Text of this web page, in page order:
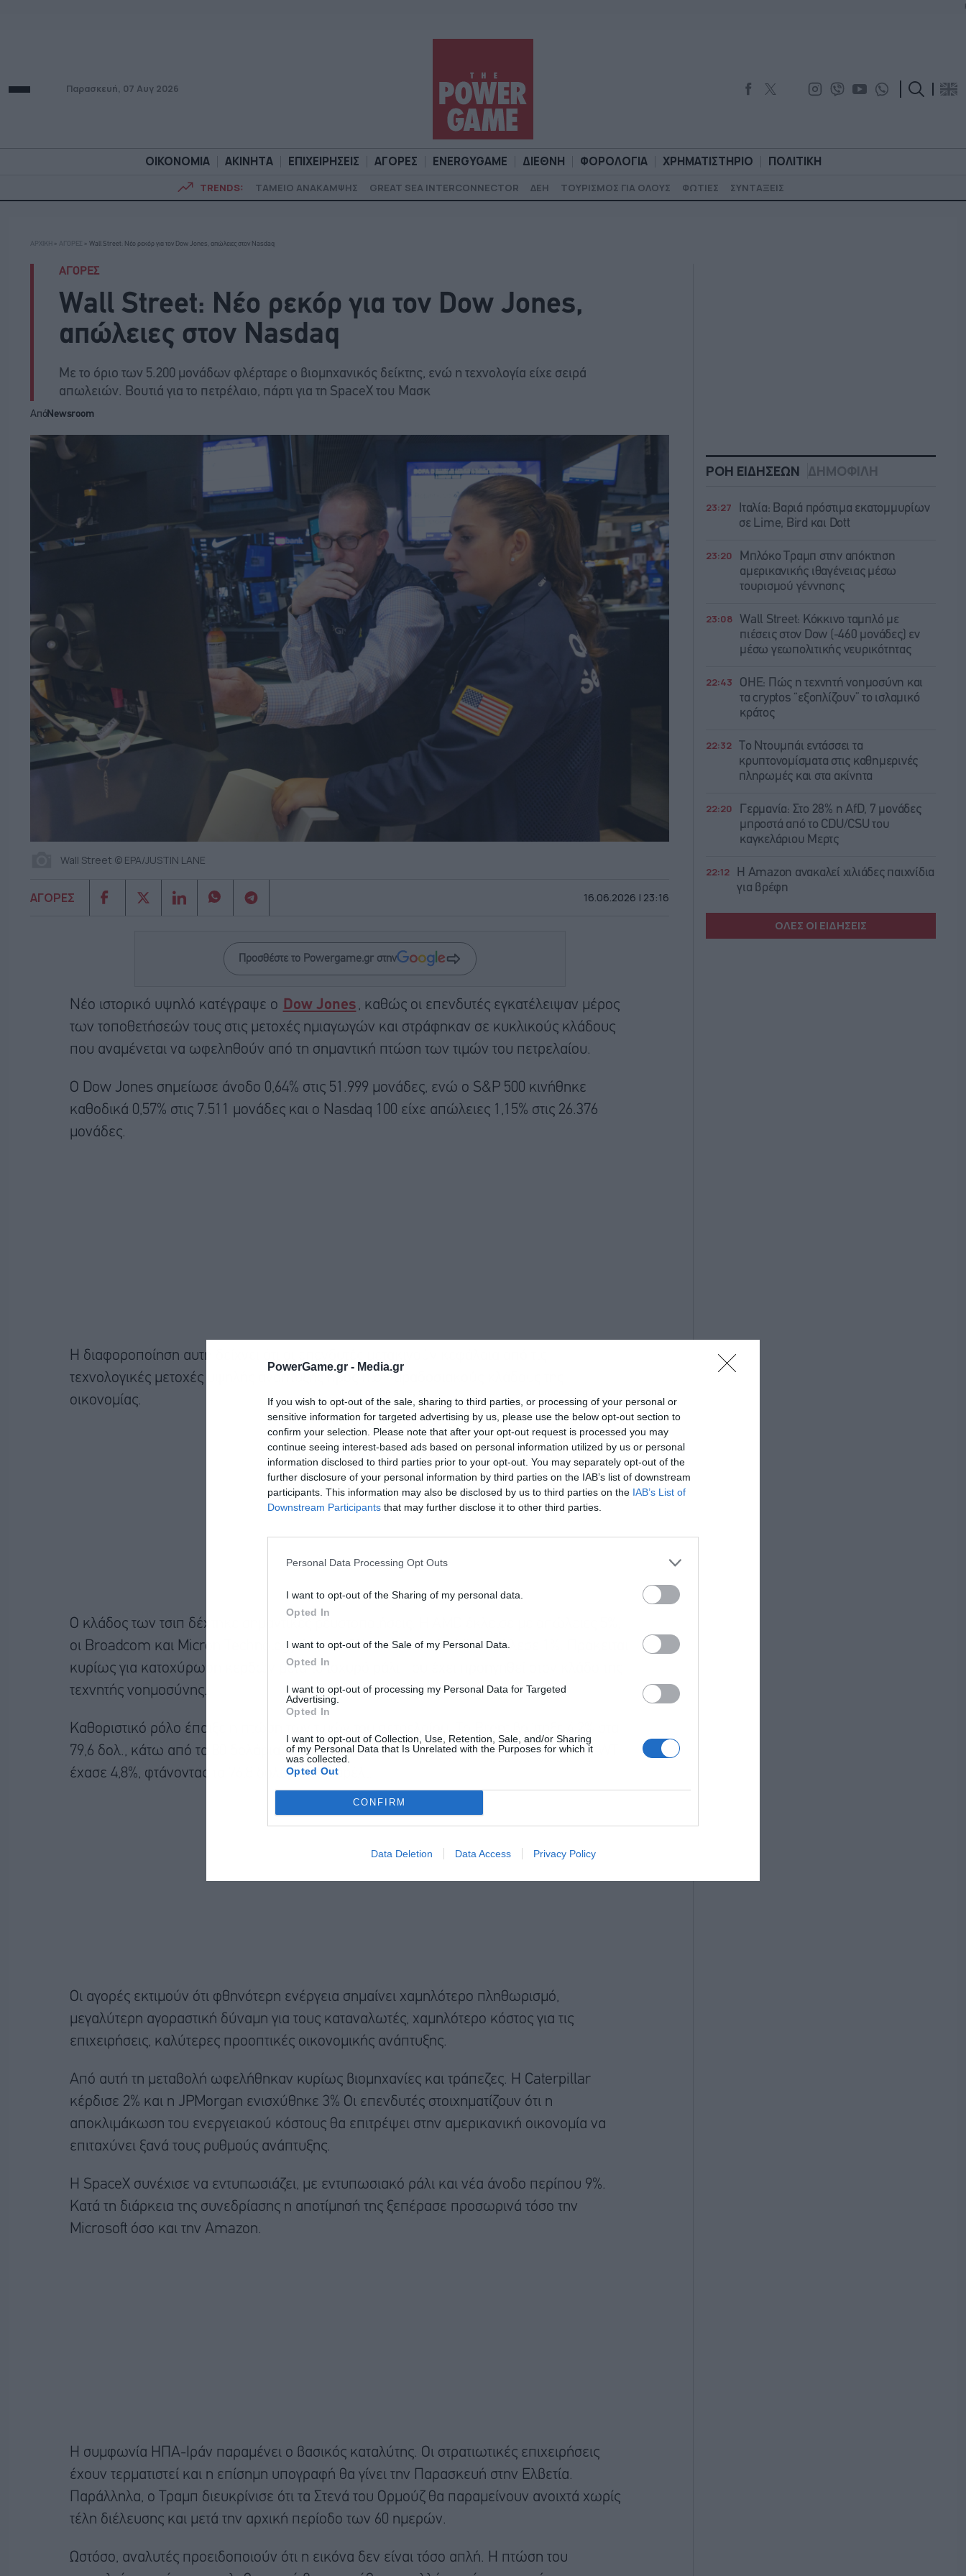
PowerGame.gr - Media.gr
If you wish to opt-out of the sale, sharing to third parties, or processing of your personal or
sensitive information for targeted advertising by us, please use the below opt-out section to
confirm your selection. Please note that after your opt-out request is processed you may
continue seeing interest-based ads based on personal information utilized by us or personal
information disclosed to third parties prior to your opt-out. You may separately opt-out of the
further disclosure of your personal information by third parties on the IAB’s list of downstream
participants. This information may also be disclosed by us to third parties on the IAB’s List of
Downstream Participants that may further disclose it to other third parties.
Personal Data Processing Opt Outs
I want to opt-out of the Sharing of my personal data.
Opted In
I want to opt-out of the Sale of my Personal Data.
Opted In
I want to opt-out of processing my Personal Data for Targeted
Advertising.
Opted In
I want to opt-out of Collection, Use, Retention, Sale, and/or Sharing
of my Personal Data that Is Unrelated with the Purposes for which it
was collected.
Opted Out
CONFIRM
Data Deletion Data Access Privacy Policy
Παρασκευή, 07 Αυγ 2026
ΟΙΚΟΝΟΜΙΑ ΑΚΙΝΗΤΑ ΕΠΙΧΕΙΡΗΣΕΙΣ ΑΓΟΡΕΣ ENERGYGAME ΔΙΕΘΝΗ ΦΟΡΟΛΟΓΙΑ ΧΡΗΜΑΤΙΣΤΗΡΙΟ ΠΟΛΙΤΙΚΗ
TRENDS: ΤΑΜΕΙΟ ΑΝΑΚΑΜΨΗΣ GREAT SEA INTERCONNECTOR ΔΕΗ ΤΟΥΡΙΣΜΟΣ ΓΙΑ ΟΛΟΥΣ ΦΩΤΙΕΣ ΣΥΝΤΑΞΕΙΣ
ΟΙΚΟΝΟΜΙΑ
ΑΡΧΙΚΗ » ΑΓΟΡΕΣ » Wall Street: Nέο ρεκόρ για τον Dow Jones, απώλειες στον Nasdaq
ΑΓΟΡΕΣ
Wall Street: Nέο ρεκόρ για τον Dow Jones,
απώλειες στον Nasdaq
Με το όριο των 5.200 μονάδων φλέρταρε ο βιομηχανικός δείκτης, ενώ η τεχνολογία είχε σειρά
απωλειών. Βουτιά για το πετρέλαιο, πάρτι για τη SpaceX του Μασκ
ΑπόNewsroom
Wall Street © EPA/JUSTIN LANE
ΑΓΟΡΕΣ 16.06.2026 | 23:16
Προσθέστε το Powergame.gr στην
Nέο ιστορικό υψηλό κατέγραψε o Dow Jones
, καθώς οι επενδυτές εγκατέλειψαν μέρος
των τοποθετήσεών τους στις μετοχές ημιαγωγών και στράφηκαν σε κυκλικούς κλάδους
που αναμένεται να ωφεληθούν από τη σημαντική πτώση των τιμών του πετρελαίου.
Ο Dow Jones σημείωσε άνοδο 0,64% στις 51.999 μονάδες, ενώ ο S&P 500 κινήθηκε
καθοδικά 0,57% στις 7.511 μονάδες και ο Nasdaq 100 είχε απώλειες 1,15% στις 26.376
μονάδες.
Η διαφοροποίηση αυτή δείχνει ότι οι επενδυτές μετακινούν κεφάλαια από τις
τεχνολογικές μετοχές υψηλής ανάπτυξης προς πιο παραδοσιακούς κλάδους της
οικονομίας.
Ο κλάδος των τσιπ δέχτηκε σημαντικές ρευστοποιήσεις. Η AMD έκλεισε με απώλειες 5%,
οι Broadcom και Micron Technology έχασαν 3%, ενώ και η Nvidia απώλεσε 1%. Πρόκειται
κυρίως για κατοχύρωση κερδών μετά το ισχυρό ράλι που έχει προηγηθεί στον κλάδο της
τεχνητής νοημοσύνης.
Καθοριστικό ρόλο έπαιξε η πτώση των τιμών του πετρελαίου. Το Brent βούτηξε 4,2% στα
79,6 δολ., κάτω από τα 80 δολάρια το βαρέλι για πρώτη φορά από τον Μάρτιο, ενώ το WTI
έχασε 4,8%, φτάνοντας τα 76,8 δολάρια το βαρέλι.
Οι αγορές εκτιμούν ότι φθηνότερη ενέργεια σημαίνει χαμηλότερο πληθωρισμό,
μεγαλύτερη αγοραστική δύναμη για τους καταναλωτές, χαμηλότερο κόστος για τις
επιχειρήσεις, καλύτερες προοπτικές οικονομικής ανάπτυξης.
Από αυτή τη μεταβολή ωφελήθηκαν κυρίως βιομηχανίες και τράπεζες. Η Caterpillar
κέρδισε 2% και η JPMorgan ενισχύθηκε 3% Οι επενδυτές στοιχηματίζουν ότι η
αποκλιμάκωση του ενεργειακού κόστους θα επιτρέψει στην αμερικανική οικονομία να
επιταχύνει ξανά τους ρυθμούς ανάπτυξης.
Η SpaceX συνέχισε να εντυπωσιάζει, με εντυπωσιακό ράλι και νέα άνοδο περίπου 9%.
Κατά τη διάρκεια της συνεδρίασης η αποτίμησή της ξεπέρασε προσωρινά τόσο την
Microsoft όσο και την Amazon.
Η συμφωνία ΗΠΑ-Ιράν παραμένει ο βασικός καταλύτης. Οι στρατιωτικές επιχειρήσεις
έχουν τερματιστεί και η επίσημη υπογραφή θα γίνει την Παρασκευή στην Ελβετία.
Παράλληλα, ο Τραμπ διευκρίνισε ότι τα Στενά του Ορμούζ θα παραμείνουν ανοιχτά χωρίς
τέλη διέλευσης και μετά την αρχική περίοδο των 60 ημερών.
Ωστόσο, αναλυτές προειδοποιούν ότι η εικόνα δεν είναι τόσο απλή. Η πτώση του
ΡΟΗ ΕΙΔΗΣΕΩΝ ΔΗΜΟΦΙΛΗ
23:27
Ιταλία: Βαριά πρόστιμα εκατομμυρίων
σε Lime, Bird και Dott
23:20
Μπλόκο Τραμπ στην απόκτηση
αμερικανικής ιθαγένειας μέσω
τουρισμού γέννησης
23:08
Wall Street: Κόκκινο ταμπλό με
πιέσεις στον Dow (-460 μονάδες) εν
μέσω γεωπολιτικής νευρικότητας
22:43
ΟΗΕ: Πώς η τεχνητή νοημοσύνη και
τα cryptos “εξοπλίζουν” το ισλαμικό
κράτος
22:32
Το Ντουμπάι εντάσσει τα
κρυπτονομίσματα στις καθημερινές
πληρωμές και στα ακίνητα
22:20
Γερμανία: Στο 28% η AfD, 7 μονάδες
μπροστά από το CDU/CSU του
καγκελάριου Μερτς
22:12
Η Amazon ανακαλεί χιλιάδες παιχνίδια
για βρέφη
ΟΛΕΣ ΟΙ ΕΙΔΗΣΕΙΣ